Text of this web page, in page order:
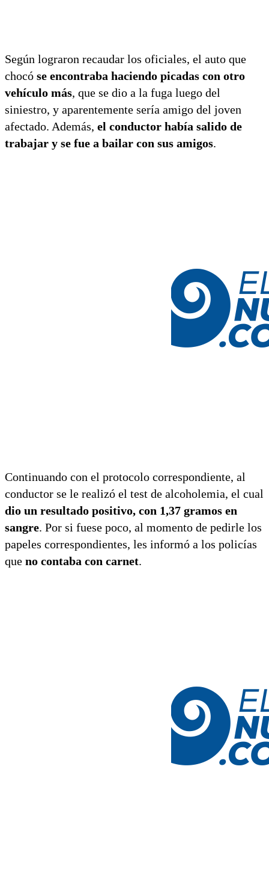
Según lograron recaudar los oficiales, el auto que
chocó se encontraba haciendo picadas con otro
vehículo más, que se dio a la fuga luego del
siniestro, y aparentemente sería amigo del joven
afectado. Además, el conductor había salido de
trabajar y se fue a bailar con sus amigos.
Continuando con el protocolo correspondiente, al
conductor se le realizó el test de alcoholemia, el cual
dio un resultado positivo, con 1,37 gramos en
sangre. Por si fuese poco, al momento de pedirle los
papeles correspondientes, les informó a los policías
que no contaba con carnet.